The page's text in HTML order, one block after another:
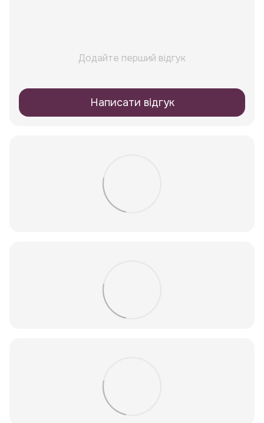
Додайте перший відгук
Написати відгук